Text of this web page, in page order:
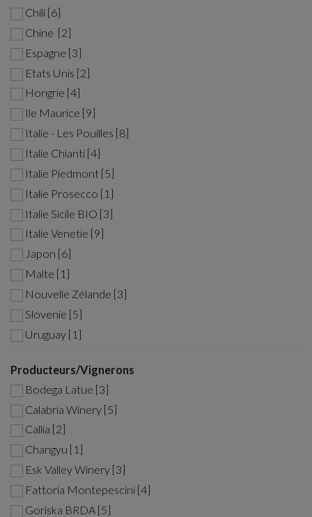
Chili [6]
Chine [2]
Espagne [3]
Etats Unis [2]
Hongrie [4]
Ile Maurice [9]
Italie - Les Pouilles [8]
Italie Chianti [4]
Italie Piedmont [5]
Italie Prosecco [1]
Italie Sicile BIO [3]
Italie Venetie [9]
Japon [6]
Malte [1]
Nouvelle Zélande [3]
Slovenie [5]
Uruguay [1]
Producteurs/Vignerons
Bodega Latue [3]
Calabria Winery [5]
Callia [2]
Changyu [1]
Esk Valley Winery [3]
Fattoria Montepescini [4]
Goriska BRDA [5]